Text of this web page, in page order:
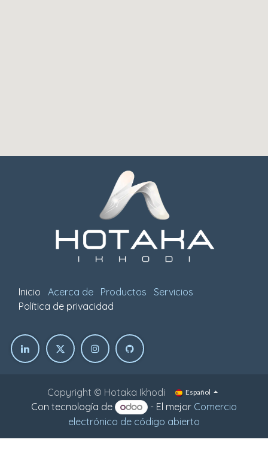
Inicio Acerca de Productos
Servicios
Política de privacidad
Copyright © Hotaka Ikhodi Español
Con tecnología de - El mejor Comercio
electrónico de código abierto